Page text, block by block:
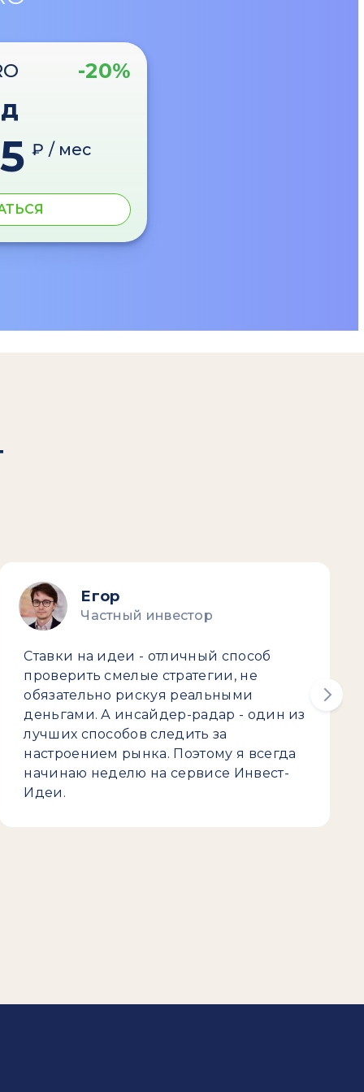
-20%
₽ / мес
Егор
Частный инвестор
Ставки на идеи - отличный способ
проверить смелые стратегии, не
обязательно рискуя реальными
деньгами. А инсайдер-радар - один из
лучших способов следить за
настроением рынка. Поэтому я всегда
начинаю неделю на сервисе Инвест-
Идеи.